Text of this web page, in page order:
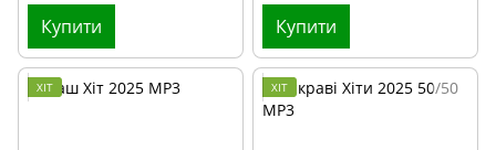
Купити Купити
ХІТ ХІТ